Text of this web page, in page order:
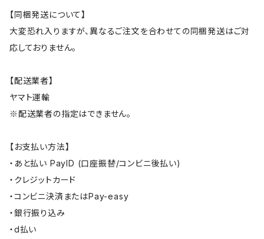
【同梱発送について】
大変恐れ入りますが、異なるご注文を合わせての同梱発送はご対
応しておりません。
【配送業者】
ヤマト運輸
※配送業者の指定はできません。
【お支払い方法】
・あと払い PayID (口座振替/コンビニ後払い)
・クレジットカード
・コンビニ決済またはPay-easy
・銀行振り込み
・d払い